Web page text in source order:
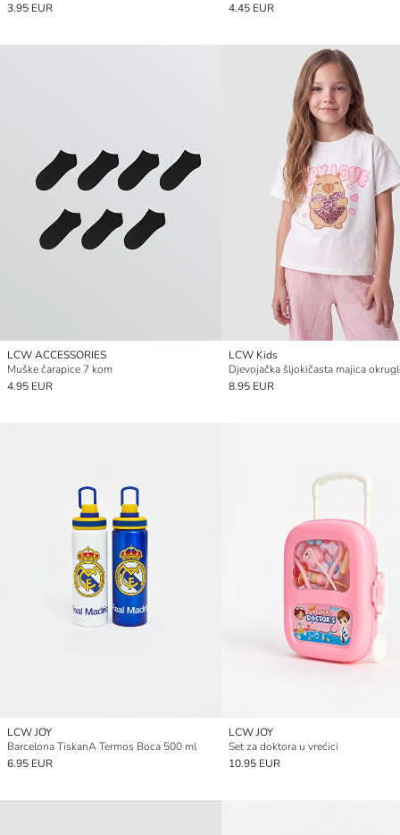
3.95 EUR
4.45 EUR
LCW ACCESSORIES
Muške čarapice 7 kom
4.95 EUR
LCW Kids
8.95 EUR
LCW JOY
Barcelona TiskanA Termos Boca 500 ml
6.95 EUR
LCW JOY
Set za doktora u vrećici
10.95 EUR